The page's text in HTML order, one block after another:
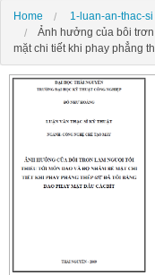
Home 1-luan-an-thac-si
Ảnh hưởng của bôi
mặt chi tiết khi phay phẳng